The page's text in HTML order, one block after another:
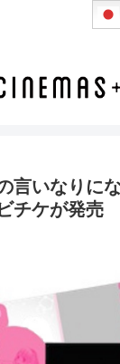
言いなりに
チケが発売